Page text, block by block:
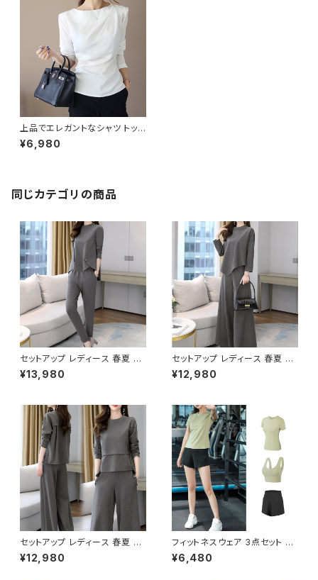
上品でエレガントなシャツ トップ
ス C-TAW1009
¥6,980
同じカテゴリの商品
セットアップ レディース 春夏 秋
冬 春 夏 秋 冬 黒 パンツスーツ
パンツスタイル スーツ 無地 上
スタイル パンツ アシンメトリー
セットアップ スカーチョ ワイドパ
ンツ ロング パンツスーツ オフィ
ス ロングパンツ トップス OL オ
フィスカジュアル 結婚式 パーテ
ィー お呼ばれ ブラック グレー
ブラウン 10代 20代 30代 40
代 C-WAW1069
¥13,980
セットアップ レディース 春夏 秋
冬 春 夏 秋 冬 黒 パンツスーツ
パンツスタイル スーツ 無地 上
ツ アシンメトリー セットアップ
スカーチョ ワイドパンツ ロング
パンツスーツ オフィス ロングパ
ンツ トップス OL オフィスカジュ
アル 結婚式 パーティー お呼ば
れ ブラック グレー ブラウン 10
代 20代 30代 40代 C-WAW1
067
¥12,980
セットアップ レディース 春夏 秋
冬 春 夏 秋 冬 黒 パンツスーツ
パンツスタイル スーツ 無地 上
¥12,980
フィットネスウェア 3点セット レ
ディース 春夏 秋冬 春 夏 秋 冬
ジムウェア ダンスウェア 部屋着
¥6,480